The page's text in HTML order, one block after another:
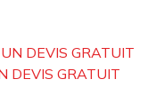
DEVIS GRATUIT